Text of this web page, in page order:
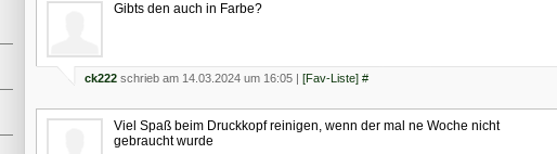
Gibts den auch in Farbe?
ck222 schrieb am 14.03.2024 um 16:05 | [Fav-Liste] #
Viel Spaß beim Druckkopf reinigen, wenn der mal ne Woche nicht
gebraucht wurde